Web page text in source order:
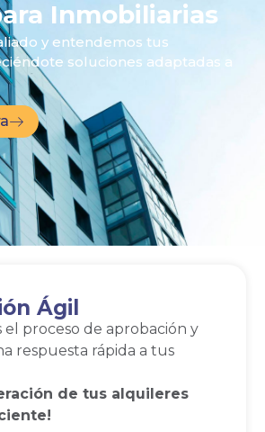
Inmobiliarias
y entendemos tus
soluciones adaptadas a
Ágil
el proceso de aprobación y
respuesta rápida a tus
de tus alquileres